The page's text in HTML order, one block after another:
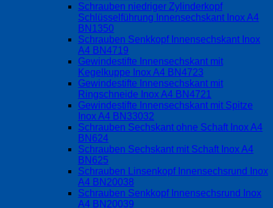
Schrauben niedriger Zylinderkopf
Schlüsselführung Innensechskant Inox A4
BN1350
Schrauben Senkkopf Innensechskant Inox
A4 BN4719
Gewindestifte Innensechskant mit
Kegelkuppe Inox A4 BN4723
Gewindestifte Innensechskant mit
Ringschneide Inox A4 BN4721
Gewindestifte Innensechskant mit Spitze
Inox A4 BN33032
Schrauben Sechskant ohne Schaft Inox A4
BN624
Schrauben Sechskant mit Schaft Inox A4
BN625
Schrauben Linsenkopf Innensechsrund Inox
A4 BN20038
Schrauben Senkkopf Innensechsrund Inox
A4 BN20039